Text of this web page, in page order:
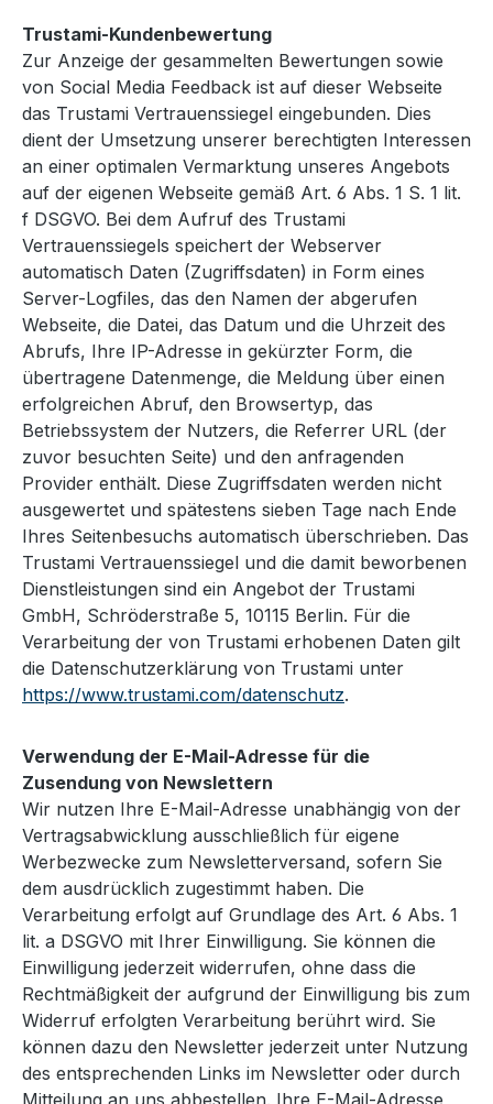
Trustami-Kundenbewertung
Zur Anzeige der gesammelten Bewertungen sowie
von Social Media Feedback ist auf dieser Webseite
das Trustami Vertrauenssiegel eingebunden. Dies
dient der Umsetzung unserer berechtigten Interessen
an einer optimalen Vermarktung unseres Angebots
auf der eigenen Webseite gemäß Art. 6 Abs. 1 S. 1 lit.
f DSGVO. Bei dem Aufruf des Trustami
Vertrauenssiegels speichert der Webserver
automatisch Daten (Zugriffsdaten) in Form eines
Server-Logfiles, das den Namen der abgerufen
Webseite, die Datei, das Datum und die Uhrzeit des
Abrufs, Ihre IP-Adresse in gekürzter Form, die
übertragene Datenmenge, die Meldung über einen
erfolgreichen Abruf, den Browsertyp, das
Betriebssystem der Nutzers, die Referrer URL (der
zuvor besuchten Seite) und den anfragenden
Provider enthält. Diese Zugriffsdaten werden nicht
ausgewertet und spätestens sieben Tage nach Ende
Ihres Seitenbesuchs automatisch überschrieben. Das
Trustami Vertrauenssiegel und die damit beworbenen
Dienstleistungen sind ein Angebot der Trustami
GmbH, Schröderstraße 5, 10115 Berlin. Für die
Verarbeitung der von Trustami erhobenen Daten gilt
die Datenschutzerklärung von Trustami unter
https://www.trustami.com/datenschutz.
Verwendung der E-Mail-Adresse für die
Zusendung von Newslettern
Wir nutzen Ihre E-Mail-Adresse unabhängig von der
Vertragsabwicklung ausschließlich für eigene
Werbezwecke zum Newsletterversand, sofern Sie
dem ausdrücklich zugestimmt haben. Die
Verarbeitung erfolgt auf Grundlage des Art. 6 Abs. 1
lit. a DSGVO mit Ihrer Einwilligung. Sie können die
Einwilligung jederzeit widerrufen, ohne dass die
Rechtmäßigkeit der aufgrund der Einwilligung bis zum
Widerruf erfolgten Verarbeitung berührt wird. Sie
können dazu den Newsletter jederzeit unter Nutzung
des entsprechenden Links im Newsletter oder durch
Mitteilung an uns abbestellen. Ihre E-Mail-Adresse